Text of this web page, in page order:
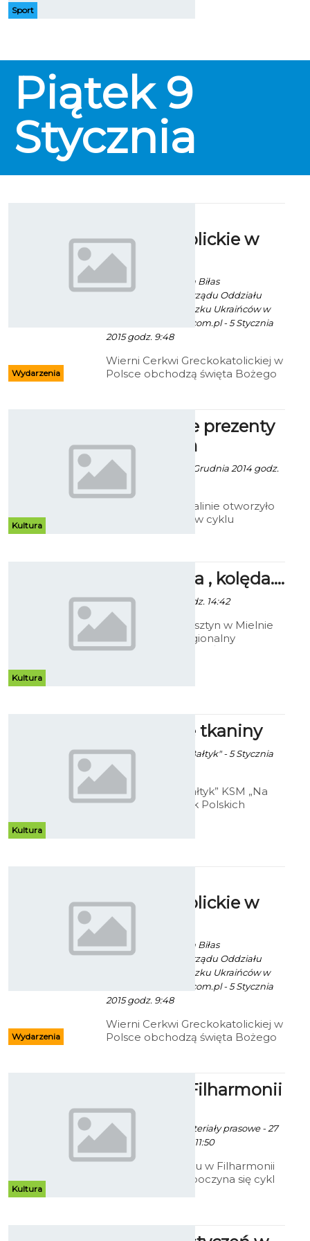
Sport
wspólnie spotkać się, pobiegać, a
także wykąpać się w Wodnej
Dolinie.
Piątek 9
Stycznia
Wydarzenia
greckokatolickie w
Koszalinie
Ekoszalin za Roman Biłas
Przewodniczący Zarządu Oddziału
Koszalińskiego Związku Ukraińców w
Polsce/ fot. www.ro.com.pl - 5 Stycznia
2015 godz. 9:48
Wierni Cerkwi Greckokatolickiej w
Polsce obchodzą święta Bożego
Kultura
Mikołajowe prezenty
w Muzeum
Artur Rutkowski - 8 Grudnia 2014 godz.
Muzeum w Koszalinie otworzyło
kolejną wystawę w cyklu
czyli o prezentach i świętym
Kultura
Hej ! Kolęda , kolęda....
- 7 Stycznia 2015 godz. 14:42
Klub Seniora Bursztyn w Mielnie
zaprasza na I Regionalny
Przegląd Zespołów Śpiewaczych
Kultura
Unikatowe tkaniny
Ekoszalin za Klub "Bałtyk" - 5 Stycznia
2015 godz. 11:38
Galeria klubu „Bałtyk” KSM „Na
skarpie” i Związek Polskich
Wydarzenia
greckokatolickie w
Koszalinie
Ekoszalin za Roman Biłas
Przewodniczący Zarządu Oddziału
Koszalińskiego Związku Ukraińców w
Polsce/ fot. www.ro.com.pl - 5 Stycznia
2015 godz. 9:48
Wierni Cerkwi Greckokatolickiej w
Polsce obchodzą święta Bożego
Kultura
Humor w Filharmonii
ekoszalin POLECA
Robert Kuliński/ materiały prasowe - 27
Grudnia 2014 godz. 11:50
Z okazji karnawału w Filharmonii
Koszalińskiej rozpoczyna się cykl